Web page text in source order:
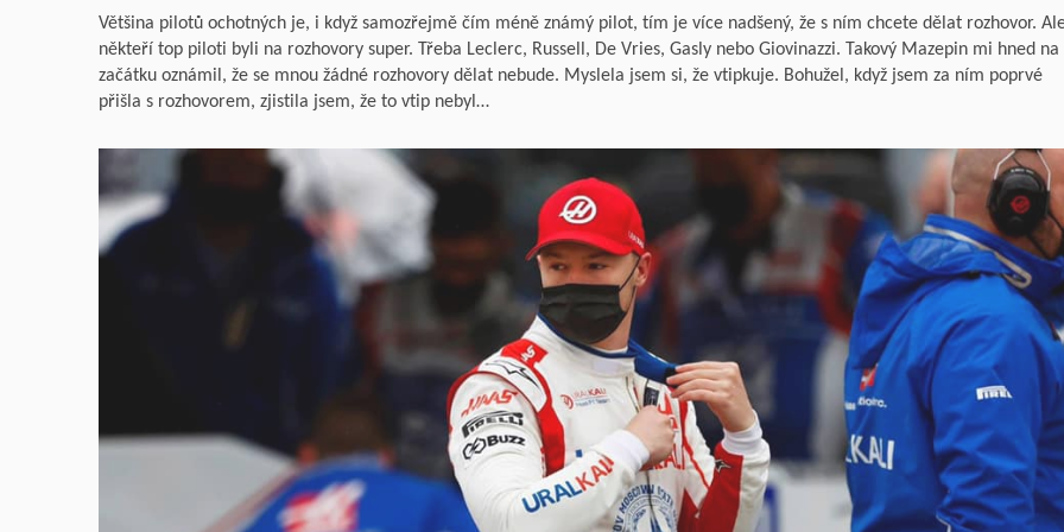
Většina pilotů ochotných je, i když samozřejmě čím méně známý pilot, tím je více nadšený, že s ním chcete dělat rozhovor.
někteří top piloti byli na rozhovory super. Třeba Leclerc, Russell, De Vries, Gasly nebo Giovinazzi. Takový Mazepin mi hned na
začátku oznámil, že se mnou žádné rozhovory dělat nebude. Myslela jsem si, že vtipkuje. Bohužel, když jsem za ním poprvé
přišla s rozhovorem, zjistila jsem, že to vtip nebyl…